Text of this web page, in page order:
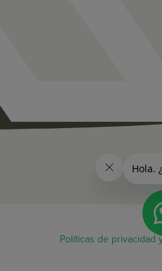
Políticas de privacidad